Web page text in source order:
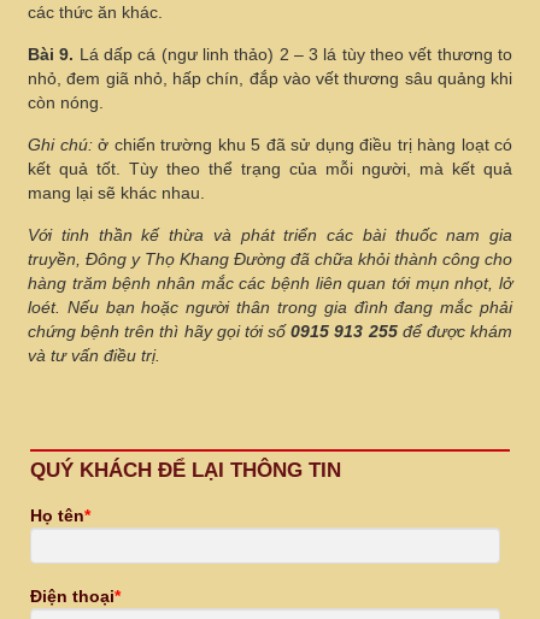
các thức ăn khác.
Bài 9. Lá dấp cá (ngư linh thảo) 2 – 3 lá tùy theo vết thương to
nhỏ, đem giã nhỏ, hấp chín, đắp vào vết thương sâu quảng khi
còn nóng.
Ghi chú: ở chiến trường khu 5 đã sử dụng điều trị hàng loạt có
kết quả tốt. Tùy theo thể trạng của mỗi người, mà kết quả
mang lại sẽ khác nhau.
Với tinh thần kế thừa và phát triển các bài thuốc nam gia
truyền, Đông y Thọ Khang Đường đã chữa khỏi thành công cho
hàng trăm bệnh nhân mắc các bệnh liên quan tới mụn nhọt, lở
loét. Nếu bạn hoặc người thân trong gia đình đang mắc phải
chứng bệnh trên thì hãy gọi tới số0915 913 255để được khám
và tư vấn điều trị.
QUÝ KHÁCH ĐỂ LẠI THÔNG TIN
Họ tên*
Điện thoại*